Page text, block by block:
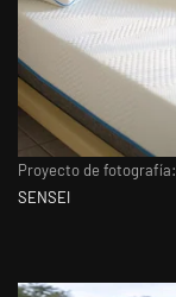
Proyecto de fotografía:
SENSEI